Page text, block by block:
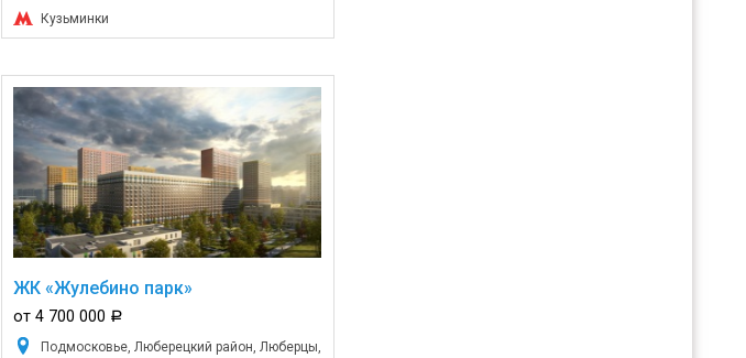
Кузьминки
ЖК «Жулебино парк»
от 4 700 000 a
Подмосковье, Люберецкий район, Люберцы,